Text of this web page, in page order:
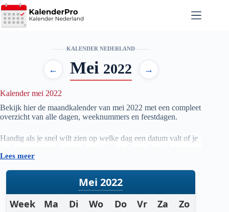
Ga
naar
de
KALENDER NEDERLAND
← Mei 2022 →
Kalender mei 2022
Bekijk hier de maandkalender van mei 2022 met een compleet
overzicht van alle dagen, weeknummers en feestdagen.
Handig als je snel wilt zien op welke dag een datum valt of je
je planning voor de maand mei
wilt voorbereiden.
Lees meer
Mei 2022
Week Ma Di Wo Do Vr Za
Zo